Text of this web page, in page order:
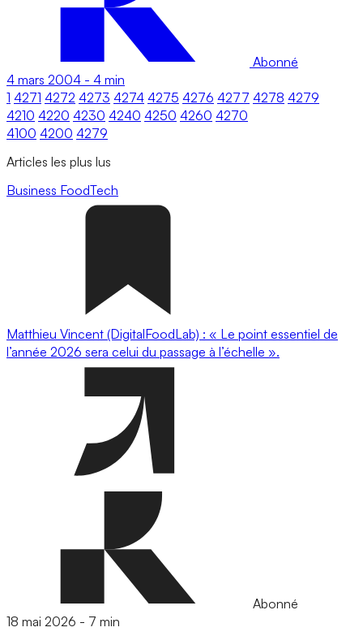
Abonné
4 mars 2004 - 4 min
1 4271 4272 4273 4274 4275 4276 4277 4278 4279
4210 4220 4230 4240 4250 4260 4270
4100 4200 4279
Articles les plus lus
Business FoodTech
Matthieu Vincent (DigitalFoodLab) : « Le point essentiel de
l’année 2026 sera celui du passage à l’échelle ».
Abonné
18 mai 2026 - 7 min